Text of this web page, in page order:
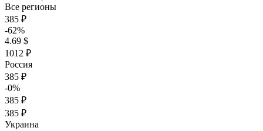
Все регионы
385 ₽
-62%
4.69 $
1012 ₽
Россия
385 ₽
-0%
385 ₽
385 ₽
Украина